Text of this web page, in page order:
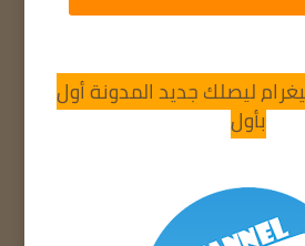
ليصلك جديد المدونة أول
بأول